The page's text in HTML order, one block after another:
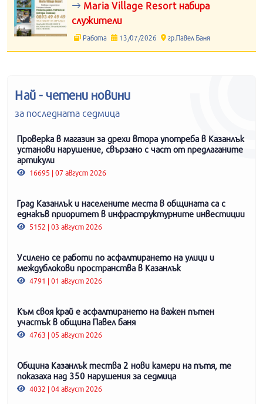
Maria Village Resort набира
служители
Работа 13/07/2026 гр.Павел Баня
Най - четени новини
за последната седмица
Проверка в магазин за дрехи втора употреба в Казанлък
установи нарушение, свързано с част от предлаганите
артикули
16695 | 07 август 2026
Град Казанлък и населените места в общината са с
еднакъв приоритет в инфраструктурните инвестиции
5152 | 03 август 2026
Усилено се работи по асфалтирането на улици и
междублокови пространства в Казанлък
4791 | 01 август 2026
Към своя край е асфалтирането на важен пътен
участък в община Павел баня
4763 | 05 август 2026
Община Казанлък тества 2 нови камери на пътя, те
показаха над 350 нарушения за седмица
4032 | 04 август 2026